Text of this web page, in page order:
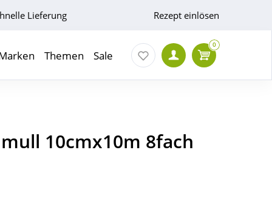
Lieferung Rezept einlösen
Themen Sale
0
10cmx10m 8fach